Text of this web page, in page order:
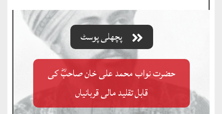
پچھلی پوسٹ
حضرت نواب محمد علی خان صاحبؓ کی
قابل تقلید مالی قربانیاں